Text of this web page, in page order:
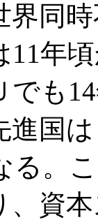
界同
年
でも
進国
る。
、資